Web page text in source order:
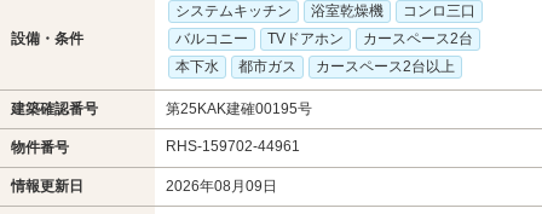
設備・条件
システムキッチン 浴室乾燥機
コンロ三口
バルコニー
TVドアホン
カースペース2台
本下水
都市ガス カースペース2台以上
建築確認番号 第25KAK建確00195号
物件番号 RHS-159702-44961
情報更新日 2026年08月09日